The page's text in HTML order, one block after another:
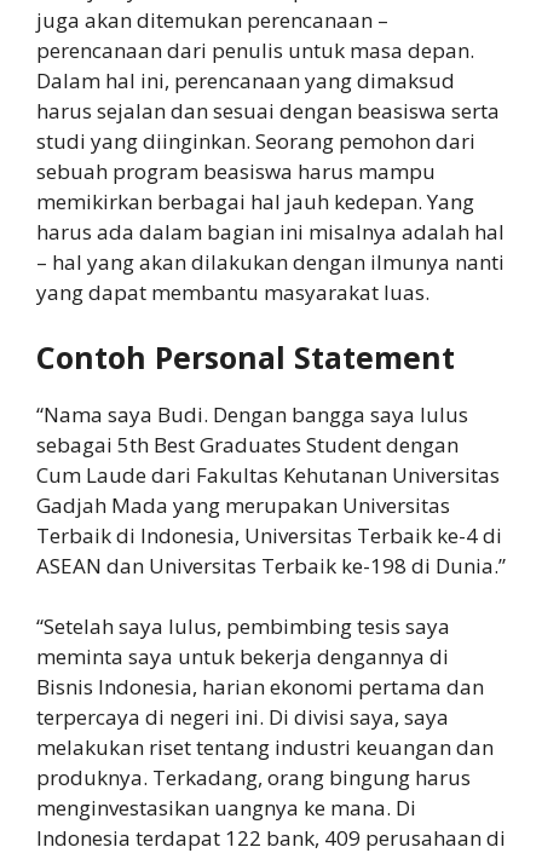
juga akan ditemukan perencanaan –
perencanaan dari penulis untuk masa depan.
Dalam hal ini, perencanaan yang dimaksud
harus sejalan dan sesuai dengan beasiswa serta
studi yang diinginkan. Seorang pemohon dari
sebuah program beasiswa harus mampu
memikirkan berbagai hal jauh kedepan. Yang
harus ada dalam bagian ini misalnya adalah hal
– hal yang akan dilakukan dengan ilmunya nanti
yang dapat membantu masyarakat luas.
Contoh Personal Statement
“Nama saya Budi. Dengan bangga saya lulus
sebagai 5th Best Graduates Student dengan
Cum Laude dari Fakultas Kehutanan Universitas
Gadjah Mada yang merupakan Universitas
Terbaik di Indonesia, Universitas Terbaik ke-4 di
ASEAN dan Universitas Terbaik ke-198 di Dunia.”
“Setelah saya lulus, pembimbing tesis saya
meminta saya untuk bekerja dengannya di
Bisnis Indonesia, harian ekonomi pertama dan
terpercaya di negeri ini. Di divisi saya, saya
melakukan riset tentang industri keuangan dan
produknya. Terkadang, orang bingung harus
menginvestasikan uangnya ke mana. Di
Indonesia terdapat 122 bank, 409 perusahaan di